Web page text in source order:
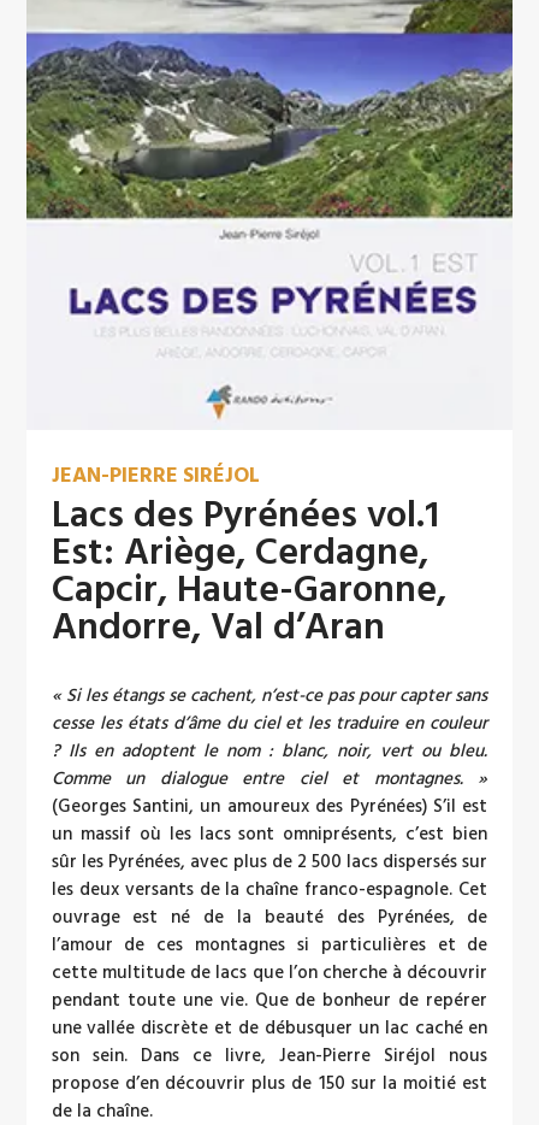
JEAN-PIERRE SIRÉJOL
Lacs des Pyrénées vol.1
Est: Ariège, Cerdagne,
Capcir, Haute-Garonne,
Andorre, Val d’Aran
« Si les étangs se cachent, n’est-ce pas pour capter sans
cesse les états d’âme du ciel et les traduire en couleur
? Ils en adoptent le nom : blanc, noir, vert ou bleu.
Comme un dialogue entre ciel et montagnes. »
(Georges Santini, un amoureux des Pyrénées) S’il est
un massif où les lacs sont omniprésents, c’est bien
sûr les Pyrénées, avec plus de 2 500 lacs dispersés sur
les deux versants de la chaîne franco-espagnole. Cet
ouvrage est né de la beauté des Pyrénées, de
l’amour de ces montagnes si particulières et de
cette multitude de lacs que l’on cherche à découvrir
pendant toute une vie. Que de bonheur de repérer
une vallée discrète et de débusquer un lac caché en
son sein. Dans ce livre, Jean-Pierre Siréjol nous
propose d’en découvrir plus de 150 sur la moitié est
de la chaîne.